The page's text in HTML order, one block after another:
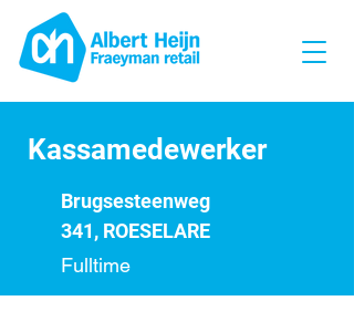
Kassamedewerker
Brugsesteenweg
341, ROESELARE
Fulltime